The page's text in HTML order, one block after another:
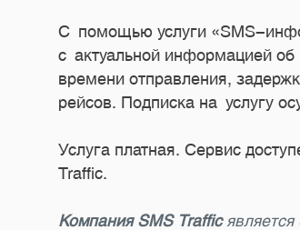
С помощью услуги «SMS-
с актуальной информацией
времени отправления,
рейсов. Подписка на услугу
Услуга платная. Сервис
Traffic.
Компания SMS Traffic